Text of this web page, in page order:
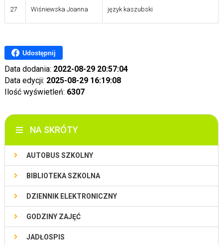
27 Wiśniewska Joanna język kaszubski
Udostępnij
Data dodania: 2022-08-29 20:57:04
Data edycji: 2025-08-29 16:19:08
Ilość wyświetleń: 6307
NA SKRÓTY
AUTOBUS SZKOLNY
BIBLIOTEKA SZKOLNA
DZIENNIK ELEKTRONICZNY
GODZINY ZAJĘĆ
JADŁOSPIS